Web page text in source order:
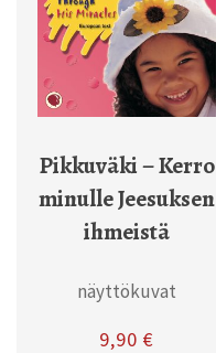
Pikkuväki – Kerro
minulle Jeesuksen
ihmeistä
näyttökuvat
9,90€